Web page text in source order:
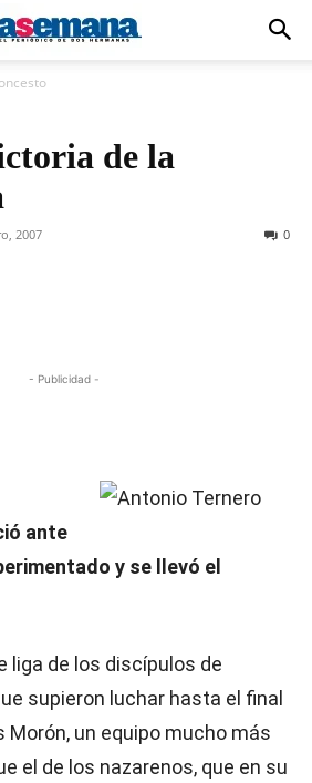
de la
2007 0
- Publicidad -
ante
y se llevó el
liga de los discípulos de
supieron luchar hasta el final
Morón, un equipo mucho más
el de los nazarenos, que en su